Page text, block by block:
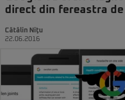
direct din fereastra
Cătălin Niţu
22.06.2016